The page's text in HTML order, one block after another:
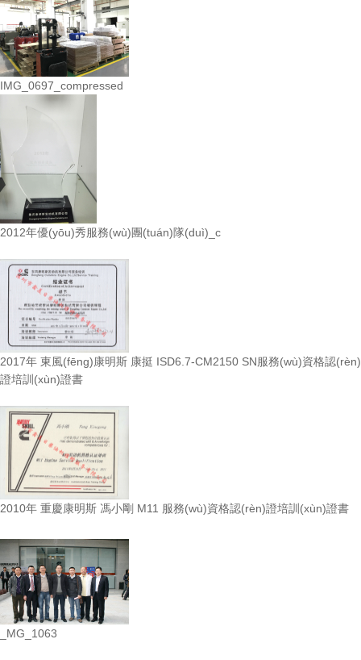
IMG_0697_compressed
2012年優(yōu)秀服務(wù)團(tuán)隊(duì)_c
2017年 東風(fēng)康明斯 康挺 ISD6.7-CM2150 SN服務(wù)資格認(rèn)
證培訓(xùn)證書
2010年 重慶康明斯 馮小剛 M11 服務(wù)資格認(rèn)證培訓(xùn)證書
_MG_1063